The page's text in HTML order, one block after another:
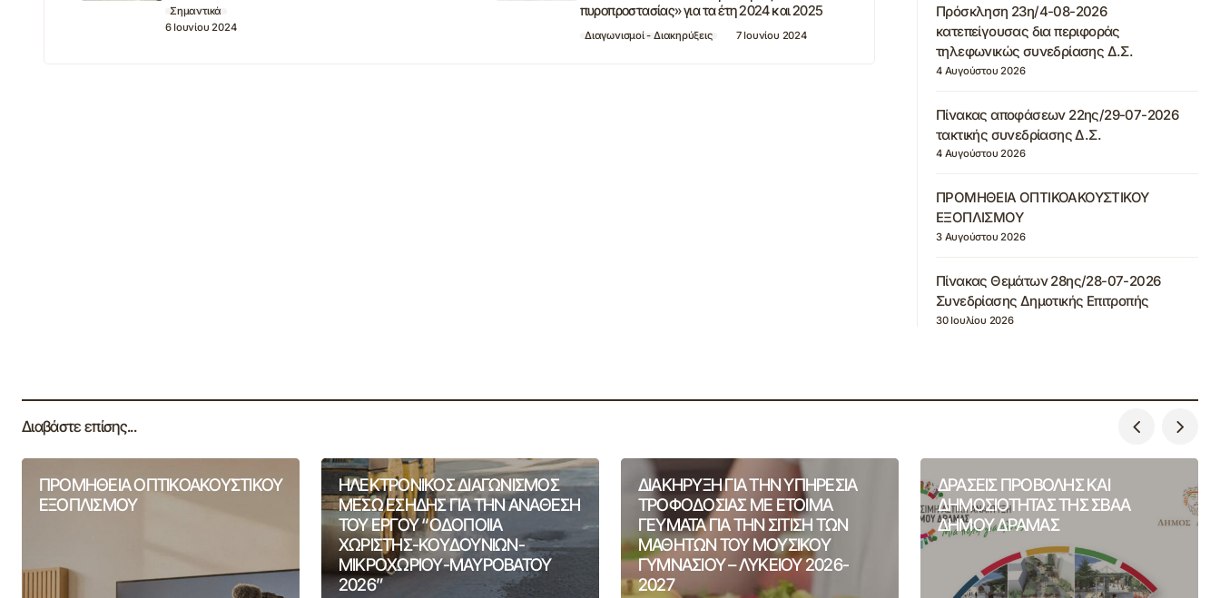
Σημαντικά
6 Ιουνίου 2024
πυροπροστασίας» για τα έτη 2024 και 2025
Διαγωνισμοί - Διακηρύξεις 7 Ιουνίου 2024
Πρόσκληση 23η/4-08-2026
κατεπείγουσας δια περιφοράς
τηλεφωνικώς συνεδρίασης Δ.Σ.
4 Αυγούστου 2026
Πίνακας αποφάσεων 22ης/29-07-2026
τακτικής συνεδρίασης Δ.Σ.
4 Αυγούστου 2026
ΠΡΟΜΗΘΕΙΑ ΟΠΤΙΚΟΑΚΟΥΣΤΙΚΟΥ
ΕΞΟΠΛΙΣΜΟΥ
3 Αυγούστου 2026
Πίνακας Θεμάτων 28ης/28-07-2026
Συνεδρίασης Δημοτικής Επιτροπής
30 Ιουλίου 2026
Διαβάστε επίσης...
ΠΡΟΜΗΘΕΙΑ ΟΠΤΙΚΟΑΚΟΥΣΤΙΚΟΥ
ΕΞΟΠΛΙΣΜΟΥ
ΗΛΕΚΤΡΟΝΙΚΟΣ ΔΙΑΓΩΝΙΣΜΟΣ
ΜΕΣΩ ΕΣΗΔΗΣ ΓΙΑ ΤΗΝ ΑΝΑΘΕΣΗ
ΤΟΥ ΕΡΓΟΥ “ΟΔΟΠΟΙΙΑ
ΧΩΡΙΣΤΗΣ-ΚΟΥΔΟΥΝΙΩΝ-
ΜΙΚΡΟΧΩΡΙΟΥ-ΜΑΥΡΟΒΑΤΟΥ
2026”
ΔΙΑΚΗΡΥΞΗ ΓΙΑ ΤΗΝ ΥΠΗΡΕΣΙΑ
ΤΡΟΦΟΔΟΣΙΑΣ ΜΕ ΕΤΟΙΜΑ
ΓΕΥΜΑΤΑ ΓΙΑ ΤΗΝ ΣΙΤΙΣΗ ΤΩΝ
ΜΑΘΗΤΩΝ ΤΟΥ ΜΟΥΣΙΚΟΥ
ΓΥΜΝΑΣΙΟΥ – ΛΥΚΕΙΟΥ 2026-
2027
ΔΡΑΣΕΙΣ ΠΡΟΒΟΛΗΣ ΚΑΙ
ΔΗΜΟΣΙΟΤΗΤΑΣ ΤΗΣ ΣΒΑΑ
ΔΗΜΟΥ ΔΡΑΜΑΣ